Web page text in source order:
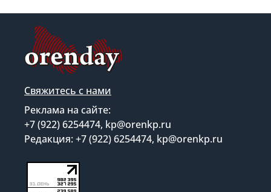
Свяжитесь с нами
Реклама на сайте:
+7 (922) 6254474, kp@orenkp.ru
Редакция: +7 (922) 6254474, kp@orenkp.ru